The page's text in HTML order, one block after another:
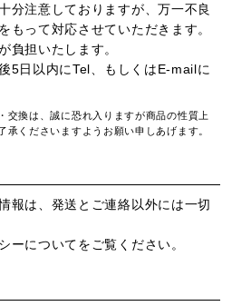
分注意しておりますが、万一不良
もって対応させていただきます。
負担いたします。
5日以内にTel、もしくはE-mailに
換は、誠に恐れ入りますが商品の性質上
承くださいますようお願い申しあげます。
報は、発送とご連絡以外には一切
ーについてをご覧ください。